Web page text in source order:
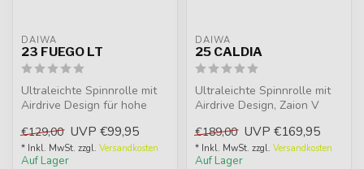
DAIWA
23 FUEGO LT
Ultraleichte Spinnrolle mit
Airdrive Design für hohe
€129,00 UVP €99,95
* Inkl. MwSt. zzgl. Versandkosten
Auf Lager
DAIWA
25 CALDIA
Ultraleichte Spinnrolle mit
Airdrive Design, Zaion V
Digigea...
€189,00 UVP €169,95
* Inkl. MwSt. zzgl. Versandkosten
Auf Lager